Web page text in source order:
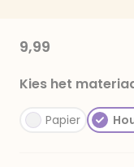
9,99
Kies het
Papier